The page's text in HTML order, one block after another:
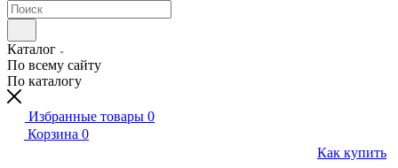
Каталог
По всему сайту
По каталогу
Избранные товары 0
Корзина 0
Как купить